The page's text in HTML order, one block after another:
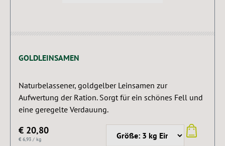
GOLDLEINSAMEN
Naturbelassener, goldgelber Leinsamen zur
Aufwertung der Ration. Sorgt für ein schönes Fell und
eine geregelte Verdauung.
€ 20,80
€ 6,93 / kg